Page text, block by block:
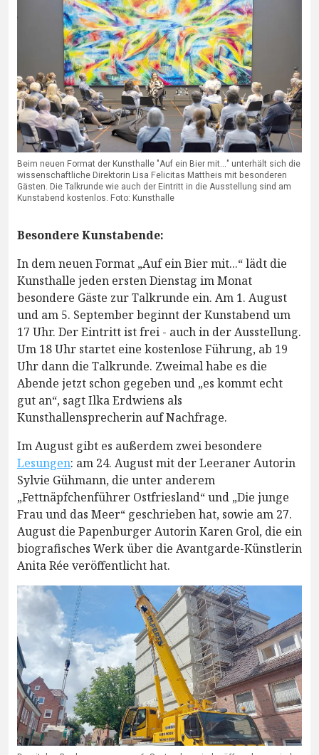
Beim neuen Format der Kunsthalle "Auf ein Bier mit..." unterhält sich die
wissenschaftliche Direktorin Lisa Felicitas Mattheis mit besonderen
Gästen. Die Talkrunde wie auch der Eintritt in die Ausstellung sind am
Kunstabend kostenlos. Foto: Kunsthalle
Besondere Kunstabende:
In dem neuen Format „Auf ein Bier mit...“ lädt die
Kunsthalle jeden ersten Dienstag im Monat
besondere Gäste zur Talkrunde ein. Am 1. August
und am 5. September beginnt der Kunstabend um
17 Uhr. Der Eintritt ist frei - auch in der Ausstellung.
Um 18 Uhr startet eine kostenlose Führung, ab 19
Uhr dann die Talkrunde. Zweimal habe es die
Abende jetzt schon gegeben und „es kommt echt
gut an“, sagt Ilka Erdwiens als
Kunsthallensprecherin auf Nachfrage.
Im August gibt es außerdem zwei besondere
Lesungen: am 24. August mit der Leeraner Autorin
Sylvie Gühmann, die unter anderem
„Fettnäpfchenführer Ostfriesland“ und „Die junge
Frau und das Meer“ geschrieben hat, sowie am 27.
August die Papenburger Autorin Karen Grol, die ein
biografisches Werk über die Avantgarde-Künstlerin
Anita Rée veröffentlicht hat.